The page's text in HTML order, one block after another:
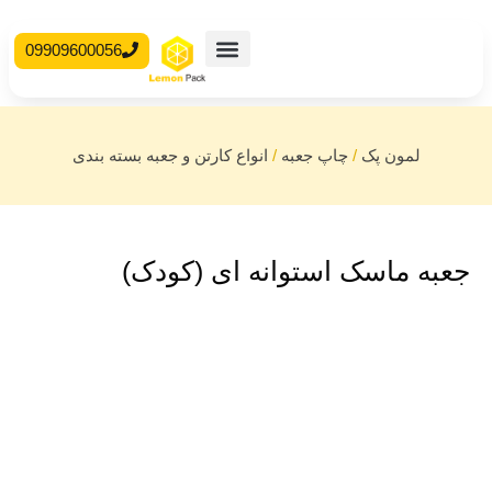
09909600056
لمون پک / چاپ جعبه / انواع کارتن و جعبه بسته بندی
جعبه ماسک استوانه ای (کودک)